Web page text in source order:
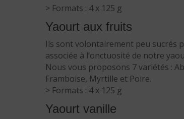
> Formats : 4 x 125 g
Yaourt aux fruits
Ils sont volontairement peu sucrés
associée à l’onctuosité de notre
Nous vous proposons 7 variétés :
Framboise, Myrtille et Poire.
> Formats : 4 x 125 g
Yaourt vanille